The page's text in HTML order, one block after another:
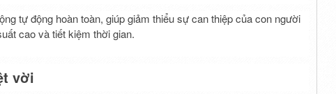
tự động hoàn toàn, giúp giảm thiểu sự can thiệp của con người
cao và tiết kiệm thời gian.
vời